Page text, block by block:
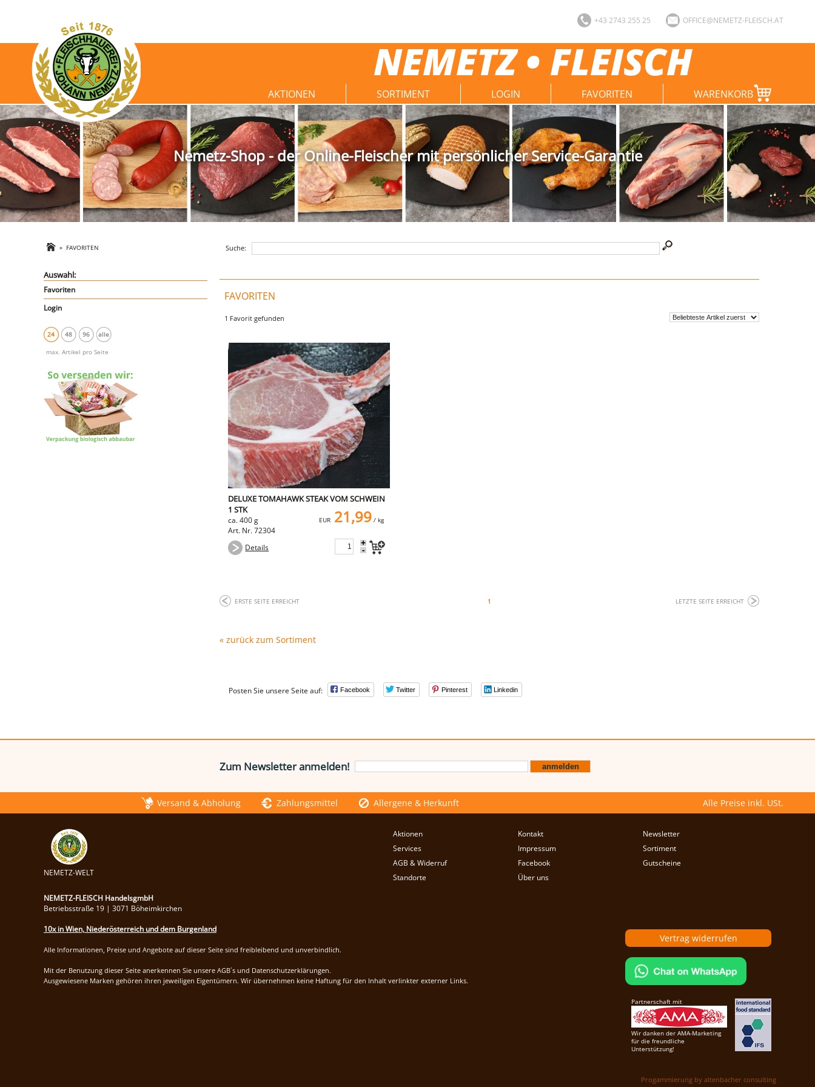
NEMETZ • FLEISCH
+43 2743 255 25 OFFICE@NEMETZ-FLEISCH.AT
AKTIONEN SORTIMENT LOGIN FAVORITEN WARENKORB
Nemetz-Shop - der Online-Fleischer mit persönlicher Service-Garantie
» FAVORITEN Suche:
Auswahl:
Favoriten
Login
24 48 96 alle
max. Artikel pro Seite
FAVORITEN
1 Favorit gefunden
DELUXE TOMAHAWK STEAK VOM SCHWEIN
1 STK
ca. 400 g
Art. Nr. 72304
EUR 21,99/ kg
Details +
-
ERSTE SEITE ERREICHT 1 LETZTE SEITE ERREICHT
« zurück zum Sortiment
Posten Sie unsere Seite auf: Facebook Twitter Pinterest Linkedin
Zum Newsletter anmelden!
Versand & Abholung Zahlungsmittel Allergene & Herkunft Alle Preise inkl. USt.
NEMETZ-WELT
Aktionen Kontakt
Newsletter
Services
Impressum
Sortiment
AGB & Widerruf
Facebook
Gutscheine
Standorte
Über uns
NEMETZ-FLEISCH HandelsgmbH
Betriebsstraße 19 | 3071 Böheimkirchen
10x in Wien, Niederösterreich und dem Burgenland
Alle Informationen, Preise und Angebote auf dieser Seite sind freibleibend und unverbindlich.
Mit der Benutzung dieser Seite anerkennen Sie unsere AGB´s und Datenschutzerklärungen.
Ausgewiesene Marken gehören ihren jeweiligen Eigentümern. Wir übernehmen keine Haftung für den Inhalt verlinkter externer Links.
Vertrag widerrufen
Partnerschaft mit
Wir danken der AMA-Marketing
für die freundliche
Unterstützung!
Progammierung by altenbacher consulting